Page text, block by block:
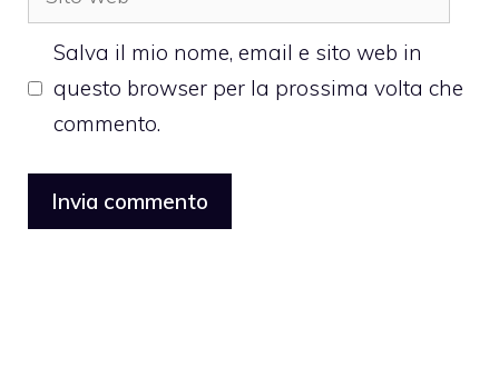
web
Salva il mio nome, email e sito web in
questo browser per la prossima volta che
commento.